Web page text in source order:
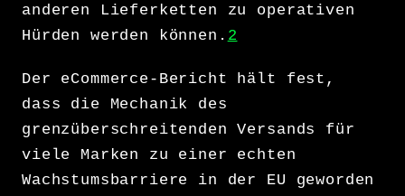
anderen Lieferketten zu operativen
Hürden werden können. 2
Der eCommerce-Bericht hält fest,
dass die Mechanik des
grenzüberschreitenden Versands für
viele Marken zu einer echten
Wachstumsbarriere in der EU geworden